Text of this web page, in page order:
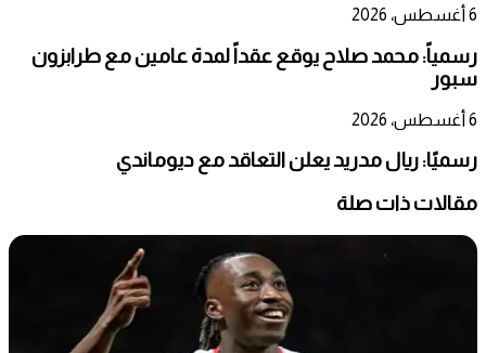
6 أغسطس، 2026
رسمياً: محمد صلاح يوقع عقداً لمدة عامين مع طرابزون
سبور
6 أغسطس، 2026
رسميًا: ريال مدريد يعلن التعاقد مع ديوماندي
مقالات ذات صلة